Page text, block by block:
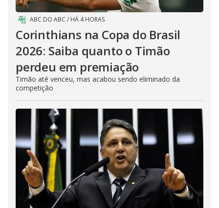
ABC DO ABC / HÁ 4 HORAS
Corinthians na Copa do Brasil
2026: Saiba quanto o Timão
perdeu em premiação
Timão até venceu, mas acabou sendo eliminado da
competição